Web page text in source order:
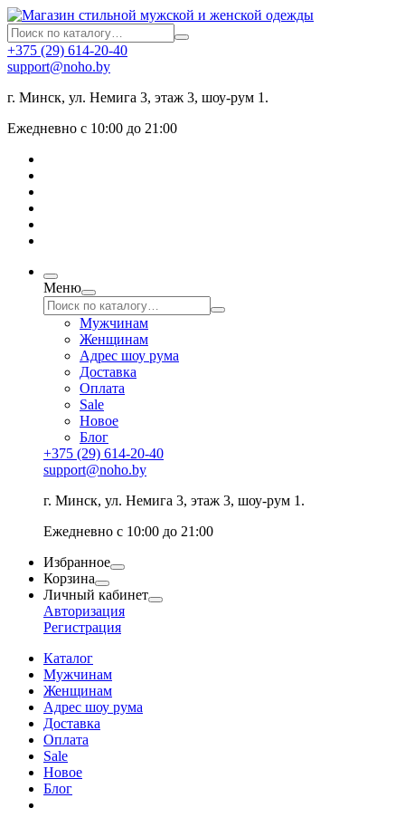
+375 (29) 614-20-40
support@noho.by
г. Минск, ул. Немига 3, этаж 3, шоу-рум 1.
Ежедневно с 10:00 до 21:00
Меню
Мужчинам
Женщинам
Адрес шоу рума
Доставка
Оплата
Sale
Новое
Блог
+375 (29) 614-20-40
support@noho.by
г. Минск, ул. Немига 3, этаж 3, шоу-рум 1.
Ежедневно с 10:00 до 21:00
Избранное
Корзина
Личный кабинет
Авторизация
Регистрация
Каталог
Мужчинам
Женщинам
Адрес шоу рума
Доставка
Оплата
Sale
Новое
Блог